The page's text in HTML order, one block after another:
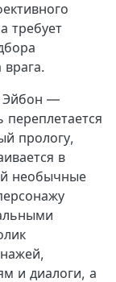
требует
Эйбон —
прологу,
в
необычные
и диалоги, а